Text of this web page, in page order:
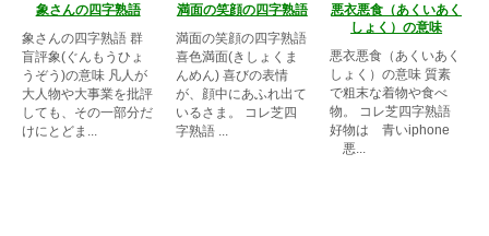
象さんの四字熟語
象さんの四字熟語 群
盲評象(ぐんもうひょ
うぞう)の意味 凡人が
大人物や大事業を批評
しても、その一部分だ
けにとどま...
満面の笑顔の四字熟語
満面の笑顔の四字熟語
喜色満面(きしょくま
んめん) 喜びの表情
が、顔中にあふれ出て
いるさま。 コレ芝四
字熟語 ...
悪衣悪食（あくいあく
しょく）の意味
悪衣悪食（あくいあく
しょく）の意味 質素
で粗末な着物や食べ
物。 コレ芝四字熟語
好物は 青いiphone
悪...